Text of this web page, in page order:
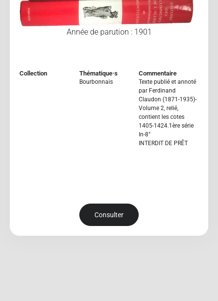
Année de parution : 1901
Collection Thématique·s
Bourbonnais
Commentaire
Texte publié et annoté
par Ferdinand
Claudon (1871-1935)-
Volume 2, relié,
contient les cotes
1405-1424.1ère série
In-8°
INTERDIT DE PRÊT
Consulter